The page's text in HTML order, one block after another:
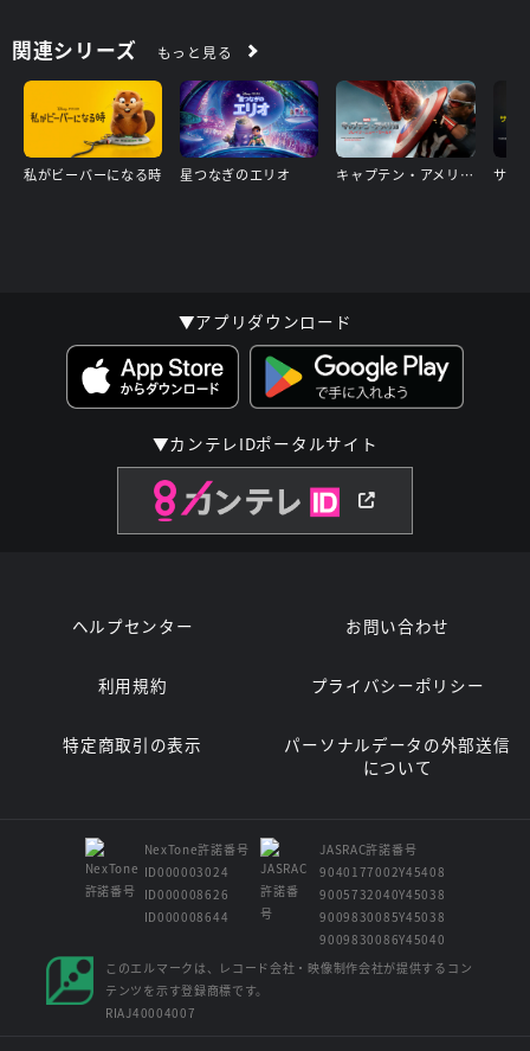
関連シリーズ もっと見る
私がビーバーになる時 星つなぎのエリオ キャプテン・アメリカ：ブレイブ・ニュー・ワールド サン
▼アプリダウンロード
▼カンテレIDポータルサイト
ヘルプセンター お問い合わせ
利用規約 プライバシーポリシー
特定商取引の表示
パーソナルデータの外部送信
について
NexTone許諾番号
ID000003024
ID000008626
ID000008644
JASRAC許諾番号
9040177002Y45408
9005732040Y45038
9009830085Y45038
9009830086Y45040
このエルマークは、レコード会社・映像制作会社が提供するコン
テンツを示す登録商標です。
RIAJ40004007